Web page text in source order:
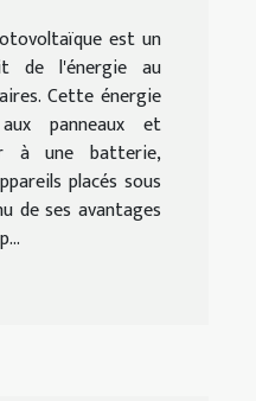
est un
de l'énergie au
Cette énergie
panneaux et
à une batterie,
placés sous
de ses avantages